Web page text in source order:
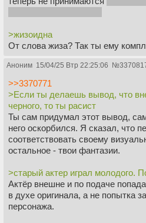
>жизоидна
От слова жиза? Так ты ему
Аноним 15/04/25 Втр 22:25:06 №
>>3370771
>Если ты делаешь вывод, что
черного, то ты расист
Ты сам придумал этот вывод,
него оскорбился. Я сказал, что
соответствовать своему
остальное - твои фантазии.
>старый актер играл молодого.
Актёр внешне и по подаче
в духе оригинала, а не попытка
персонажа.